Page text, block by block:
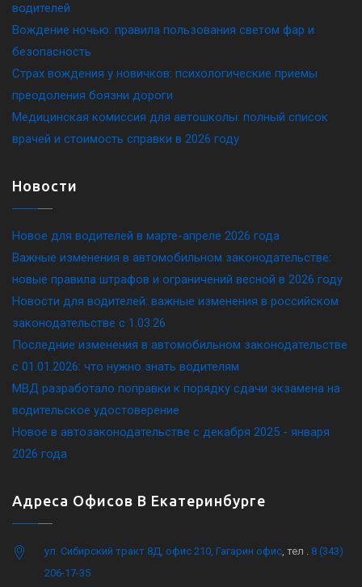
водителей
Вождение ночью: правила пользования светом фар и
безопасность
Страх вождения у новичков: психологические приемы
преодоления боязни дороги
Медицинская комиссия для автошколы: полный список
врачей и стоимость справки в 2026 году
Новости
Новое для водителей в марте-апреле 2026 года
Важные изменения в автомобильном законодательстве:
новые правила штрафов и ограничений весной в 2026 году
Новости для водителей: важные изменения в российском
законодательстве c 1.03.26
Последние изменения в автомобильном законодательстве
c 01.01.2026: что нужно знать водителям
МВД разработало поправки к порядку сдачи экзамена на
водительское удостоверение
Новое в автозаконодательстве с декабря 2025 - января
2026 года
Адреса Офисов В Екатеринбурге
ул. Сибирский тракт 8Д, офис 210, Гагарин офис, тел . 8 (343)
206-17-35